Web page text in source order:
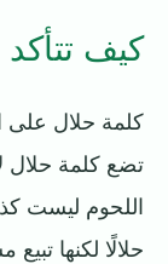
كيف
كلمة حلال على
تضع كلمة حلال
اللحوم ليست
حلالًا لكنها